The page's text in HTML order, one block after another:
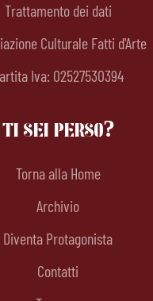
Trattamento dei dati
Culturale Fatti d'Arte
Iva: 02527530394
TI SEI PERSO?
Torna alla Home
Archivio
Diventa Protagonista
Contatti